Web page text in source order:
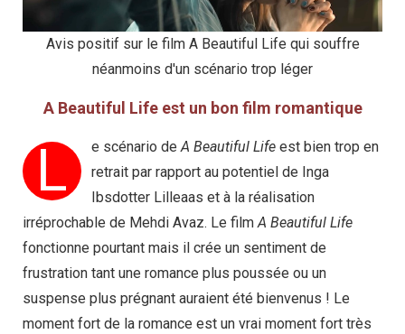
Avis positif sur le film A Beautiful Life qui souffre
néanmoins d'un scénario trop léger
A Beautiful Life est un bon film romantique
L e scénario deA Beautiful Life est bien trop en
retrait par rapport au potentiel de Inga
Ibsdotter Lilleaas et à la réalisation
irréprochable de Mehdi Avaz. Le filmA Beautiful Life
fonctionne pourtant mais il crée un sentiment de
frustration tant une romance plus poussée ou un
suspense plus prégnant auraient été bienvenus ! Le
moment fort de la romance est un vrai moment fort très